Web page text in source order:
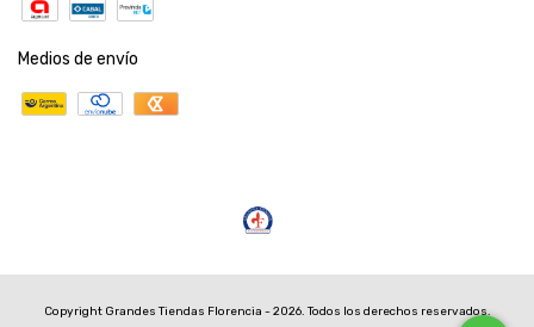
Medios de envío
Copyright Grandes Tiendas Florencia - 2026. Todos los derechos reservados.